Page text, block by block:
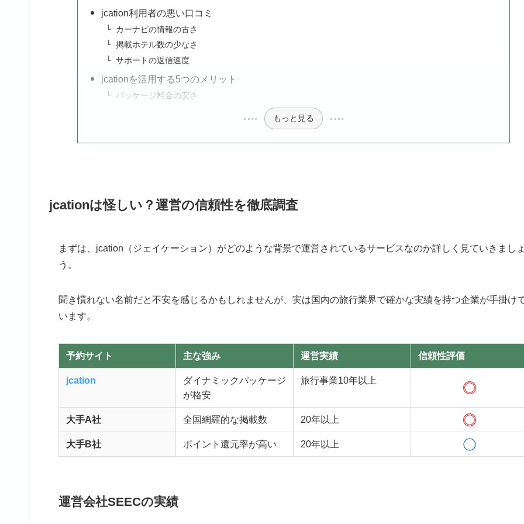
jcation利用者の悪い口コミ
カーナビの情報の古さ
掲載ホテル数の少なさ
サポートの返信速度
jcationを活用する5つのメリット
パッケージ料金の安さ
もっと見る
jcationは怪しい？運営の信頼性を徹底調査
まずは、jcation（ジェイケーション）がどのような背景で運営されているサービスなのか詳しく見ていきまし
う。
聞き慣れない名前だと不安を感じるかもしれませんが、実は国内の旅行業界で確かな実績を持つ企業が手掛け
います。
予約サイト 主な強み 運営実績 信頼性評価
jcation
ダイナミックパッケージ
が格安
旅行事業10年以上
大手A社 全国網羅的な掲載数 20年以上
大手B社 ポイント還元率が高い 20年以上
運営会社SEECの実績